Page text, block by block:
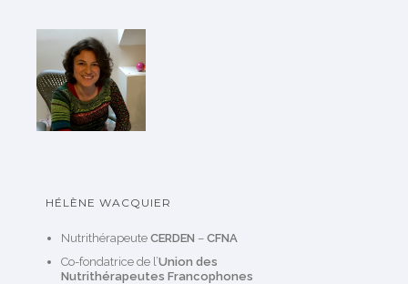
HÉLÈNE WACQUIER
Nutrithérapeute CERDEN – CFNA
Co-fondatrice de l’Union des
Nutrithérapeutes Francophones